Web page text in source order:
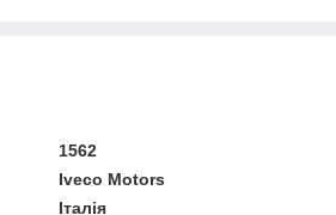
1562
Iveco Motors
Італія